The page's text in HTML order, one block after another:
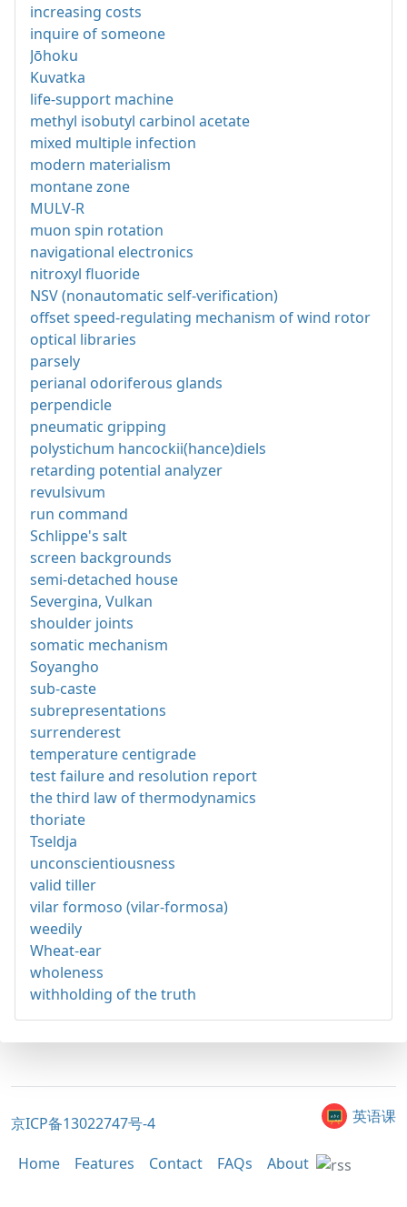
increasing costs
inquire of someone
Jōhoku
Kuvatka
life-support machine
methyl isobutyl carbinol acetate
mixed multiple infection
modern materialism
montane zone
MULV-R
muon spin rotation
navigational electronics
nitroxyl fluoride
NSV (nonautomatic self-verification)
offset speed-regulating mechanism of wind rotor
optical libraries
parsely
perianal odoriferous glands
perpendicle
pneumatic gripping
polystichum hancockii(hance)diels
retarding potential analyzer
revulsivum
run command
Schlippe's salt
screen backgrounds
semi-detached house
Severgina, Vulkan
shoulder joints
somatic mechanism
Soyangho
sub-caste
subrepresentations
surrenderest
temperature centigrade
test failure and resolution report
the third law of thermodynamics
thoriate
Tseldja
unconscientiousness
valid tiller
vilar formoso (vilar-formosa)
weedily
Wheat-ear
wholeness
withholding of the truth
京ICP备13022747号-4 英语课
Home Features Contact FAQs About